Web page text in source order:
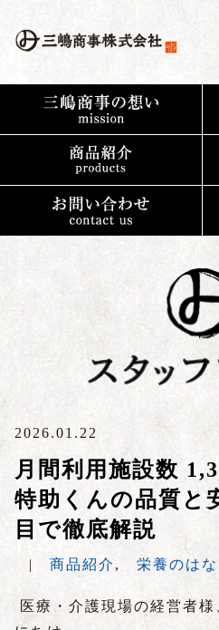
2026.01.22
月間利用施設数
特助くんの品質と
目で徹底解説
| 商品紹介 , 栄養のはな
医療・介護現場の経営者